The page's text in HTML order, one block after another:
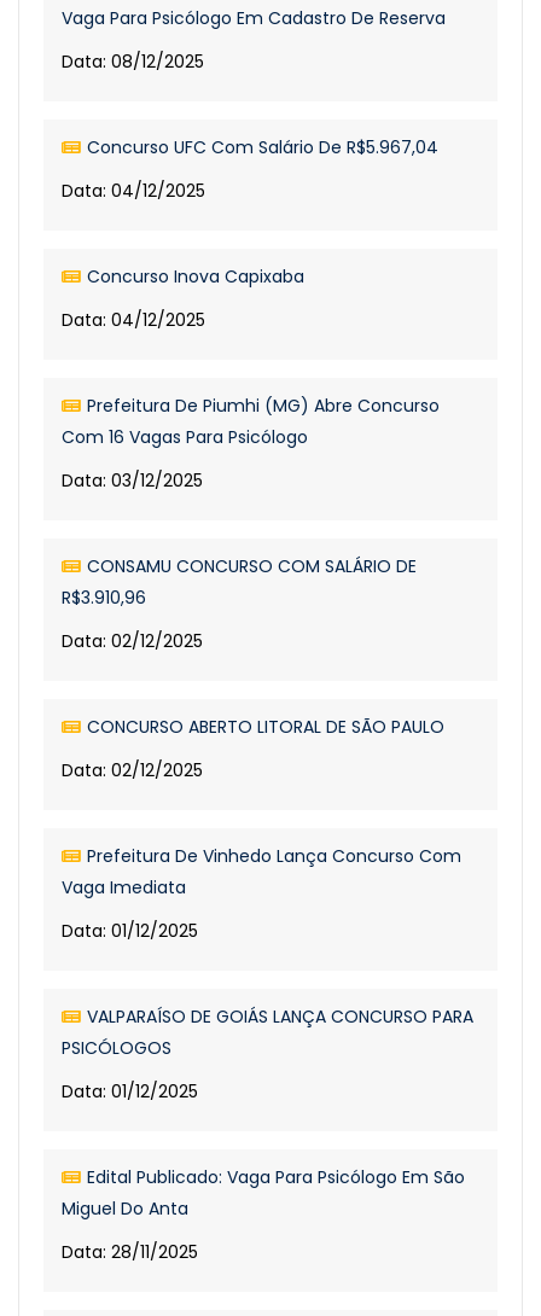
Vaga Para Psicólogo Em Cadastro De Reserva
Data: 08/12/2025
Concurso UFC Com Salário De R$5.967,04
Data: 04/12/2025
Concurso Inova Capixaba
Data: 04/12/2025
Prefeitura De Piumhi (MG) Abre Concurso
Com 16 Vagas Para Psicólogo
Data: 03/12/2025
CONSAMU CONCURSO COM SALÁRIO DE
R$3.910,96
Data: 02/12/2025
CONCURSO ABERTO LITORAL DE SÃO PAULO
Data: 02/12/2025
Prefeitura De Vinhedo Lança Concurso Com
Vaga Imediata
Data: 01/12/2025
VALPARAÍSO DE GOIÁS LANÇA CONCURSO PARA
PSICÓLOGOS
Data: 01/12/2025
Edital Publicado: Vaga Para Psicólogo Em São
Miguel Do Anta
Data: 28/11/2025